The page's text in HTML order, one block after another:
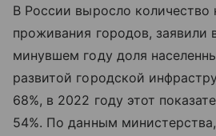
В России выросло
проживания городов, заявили
минувшем году доля
развитой городской
68%, в 2022 году этот
54%. По данным министерства,